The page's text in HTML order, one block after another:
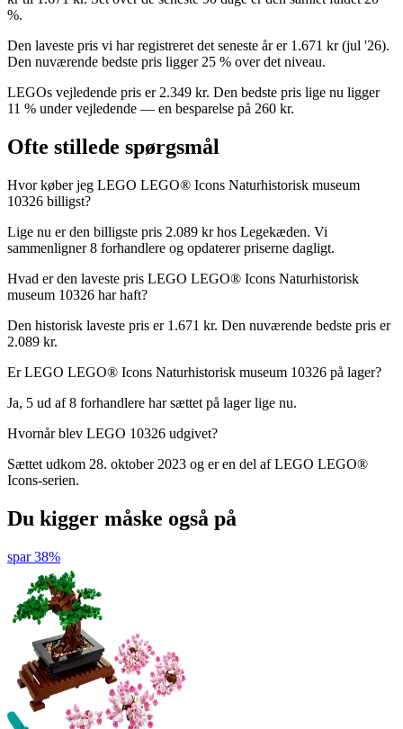
%.
Den laveste pris vi har registreret det seneste år er 1.671 kr (jul '26).
Den nuværende bedste pris ligger 25 % over det niveau.
LEGOs vejledende pris er 2.349 kr. Den bedste pris lige nu ligger
11 % under vejledende — en besparelse på 260 kr.
Ofte stillede spørgsmål
Hvor køber jeg LEGO LEGO® Icons Naturhistorisk museum
10326 billigst?
Lige nu er den billigste pris 2.089 kr hos Legekæden. Vi
sammenligner 8 forhandlere og opdaterer priserne dagligt.
Hvad er den laveste pris LEGO LEGO® Icons Naturhistorisk
museum 10326 har haft?
Den historisk laveste pris er 1.671 kr. Den nuværende bedste pris er
2.089 kr.
Er LEGO LEGO® Icons Naturhistorisk museum 10326 på lager?
Ja, 5 ud af 8 forhandlere har sættet på lager lige nu.
Hvornår blev LEGO 10326 udgivet?
Sættet udkom 28. oktober 2023 og er en del af LEGO LEGO®
Icons-serien.
Du kigger måske også på
spar 38%